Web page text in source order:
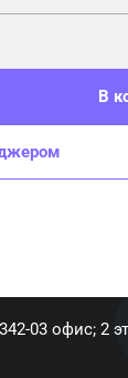
В
03 офис; 2